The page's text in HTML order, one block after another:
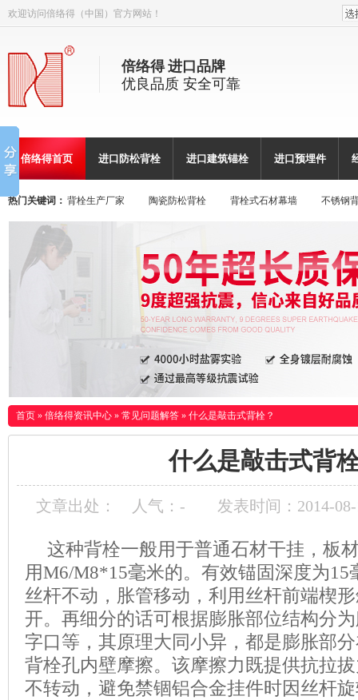
欢迎访问倍络得（中国）官方网站！
倍络得 进口品牌
优良品质 安全可靠
倍络得首页 进口防松背栓 进口建筑锚栓 进口预埋件
热门关键词： 背栓生产厂家 陶瓷防松背栓 背栓式石材幕墙 不锈钢
首页 » 倍络得资讯中心 » 常见问题解答 » 什么是敲击式背栓？
什么是敲击式背
文章出处： 人气： - 发表时间：2014-
这种背栓一般用于普通石材干挂，板
用M6/M8*15毫米的。有效锚固深度为15
丝杆不动，胀管移动，利用丝杆前端楔
开。再细分的话可根据膨胀部位结构分
字口等，其原理大同小异，都是膨胀部
背栓孔内壁摩擦。该摩擦力既提供抗拉
不转动，避免禁锢铝合金挂件时因丝杆